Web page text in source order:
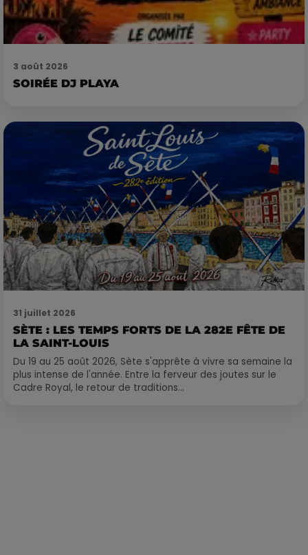
3 août 2026
SOIRÉE DJ PLAYA
31 juillet 2026
SÈTE : LES TEMPS FORTS DE LA 282E FÊTE DE
LA SAINT-LOUIS
Du 19 au 25 août 2026, Sète s'apprête à vivre sa semaine la
plus intense de l'année. Entre la ferveur des joutes sur le
Cadre Royal, le retour de traditions...